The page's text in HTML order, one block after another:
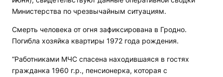
Министерства по чрезвычайным ситуациям.
Смерть человека от огня зафиксирована в Гродно.
Погибла хозяйка квартиры 1972 года рождения.
“Работниками МЧС спасена находившаяся в гостях
гражданка 1960 г.р., пенсионерка, которая с